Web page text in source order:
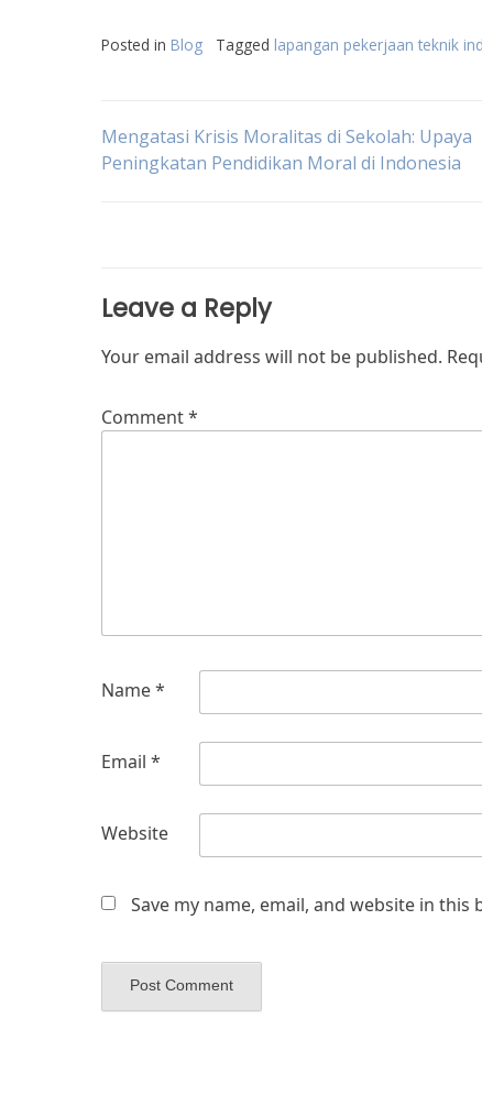
Posted in Blog Tagged lapangan pekerjaan teknik
Post
Mengatasi Krisis Moralitas di Sekolah: Upaya
Peningkatan Pendidikan Moral di Indonesia
Leave a Reply
Your email address will not be published.
Comment*
Name*
Email *
Website
Save my name, email, and website in